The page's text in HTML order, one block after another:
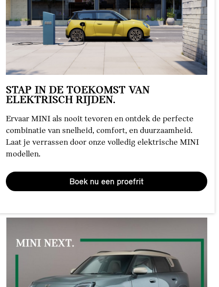
STAP IN DE TOEKOMST VAN
ELEKTRISCH RIJDEN.
Ervaar MINI als nooit tevoren en ontdek de perfecte
combinatie van snelheid, comfort, en duurzaamheid.
Laat je verrassen door onze volledig elektrische MINI
modellen.
Boek nu een proefrit